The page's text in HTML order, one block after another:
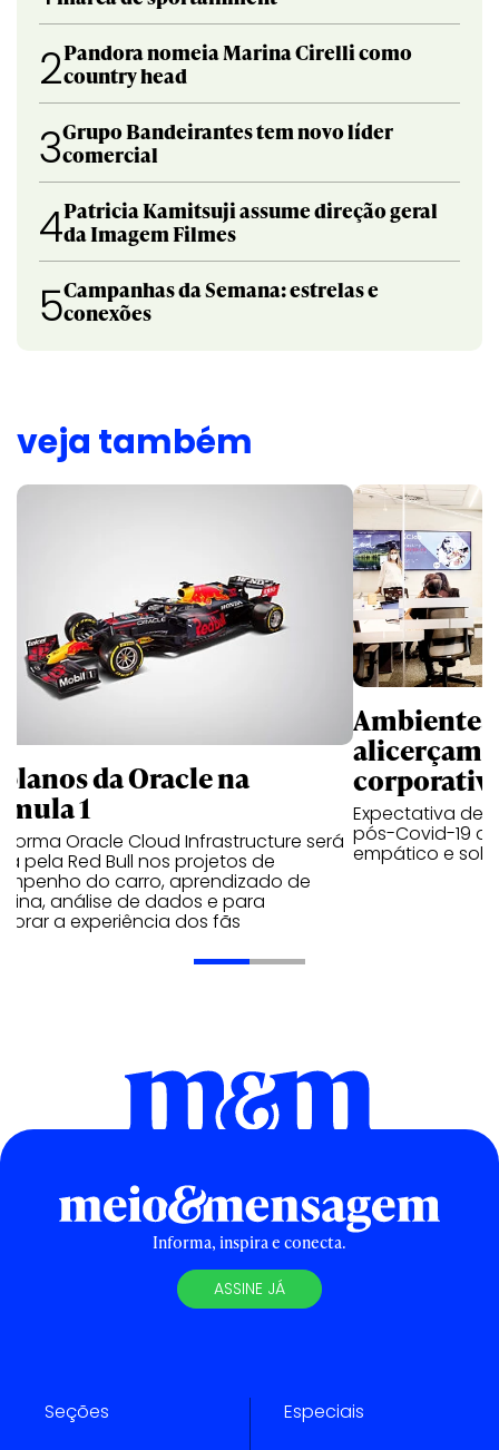
2Pandora nomeia Marina Cirelli como
country head
3Grupo Bandeirantes tem novo líder
comercial
4Patricia Kamitsuji assume direção geral
da Imagem Filmes
5Campanhas da Semana: estrelas e
conexões
veja também
da Oracle na
1
Oracle Cloud Infrastructure será
pela Red Bull nos projetos de
do carro, aprendizado de
análise de dados e para
a experiência dos fãs
Ambientes
alicerçam
Expectativa de
pós-Covid-19
empático e
Informa, inspira e conecta.
ASSINE JÁ
Seções Especiais